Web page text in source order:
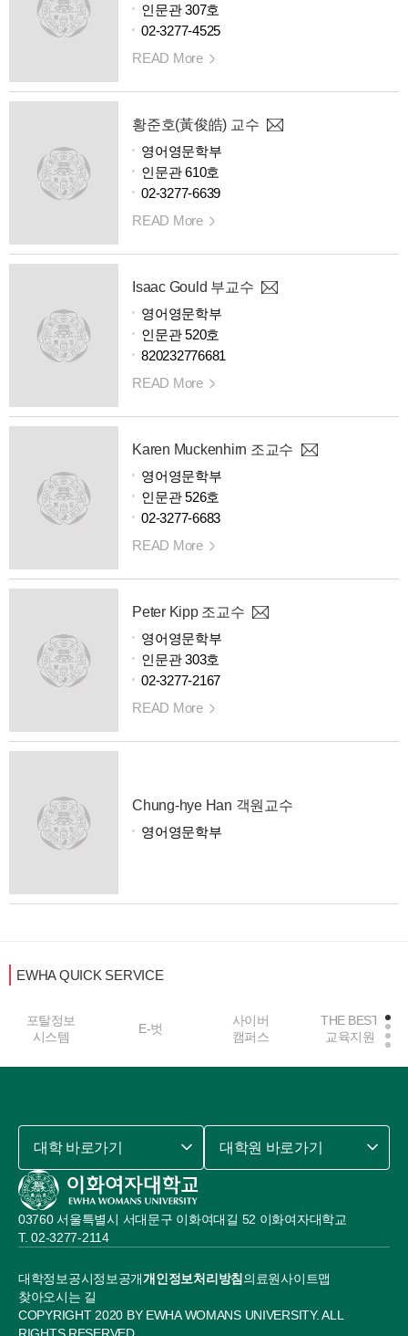
인문관 307호
02-3277-4525
READ More
황준호(黃俊皓) 교수
영어영문학부
인문관 610호
02-3277-6639
READ More
Isaac Gould 부교수
영어영문학부
인문관 520호
820232776681
READ More
Karen Muckenhirn 조교수
영어영문학부
인문관 526호
02-3277-6683
READ More
Peter Kipp 조교수
영어영문학부
인문관 303호
02-3277-2167
READ More
Chung-hye Han 객원교수
영어영문학부
EWHA QUICK SERVICE
포탈정보
시스템
E-벗
사이버
캠퍼스
THE BEST
교육지원
대학정보공시정보공개개인정보처리방침의료원사이트맵
찾아오시는 길
03760 서울특별시 서대문구 이화여대길 52 이화여자대학교
02-3277-2114
대학 바로가기 대학원 바로가기
COPYRIGHT 2020 BY EWHA WOMANS UNIVERSITY. ALL
RIGHTS RESERVED.